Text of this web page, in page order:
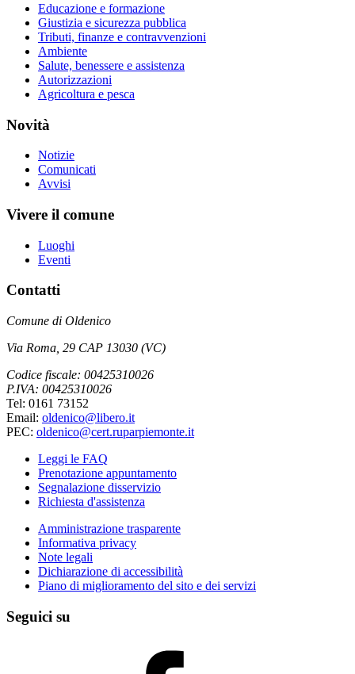
Educazione e formazione
Giustizia e sicurezza pubblica
Tributi, finanze e contravvenzioni
Ambiente
Salute, benessere e assistenza
Autorizzazioni
Agricoltura e pesca
Novità
Notizie
Comunicati
Avvisi
Vivere il comune
Luoghi
Eventi
Contatti
Comune di Oldenico
Via Roma, 29 CAP 13030 (VC)
Codice fiscale: 00425310026
P.IVA: 00425310026
Tel: 0161 73152
Email: oldenico@libero.it
PEC: oldenico@cert.ruparpiemonte.it
Leggi le FAQ
Prenotazione appuntamento
Segnalazione disservizio
Richiesta d'assistenza
Amministrazione trasparente
Informativa privacy
Note legali
Dichiarazione di accessibilità
Piano di miglioramento del sito e dei servizi
Seguici su